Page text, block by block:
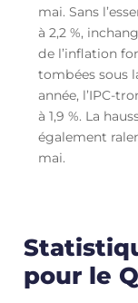
mai. Sans
à 2,2 %,
de l’inflation
tombées sous
année, l’IPC-
à 1,9 %. La
également
mai.
pour le